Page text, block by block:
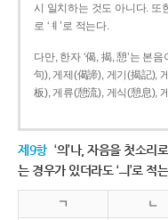
시 일치하는 것도 아니다. 또
로 ‘ㅖ’로 적는다.
다만, 한자 ‘偈, 揭, 憩’는 본
句), 게제(偈諦), 게기(揭記),
板), 게류(憩流), 게식(憩息),
제9항 ‘의’나, 자음을 첫소리
는 경우가 있더라도 ‘ㅢ’로 적
ㄱ ㄴ